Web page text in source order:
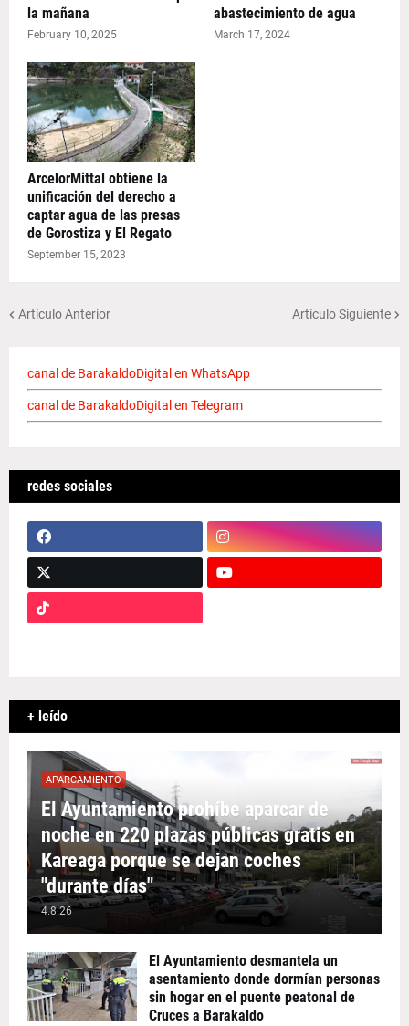
la mañana
February 10, 2025
abastecimiento de agua
March 17, 2024
ArcelorMittal obtiene la
unificación del derecho a
captar agua de las presas
de Gorostiza y El Regato
September 15, 2023
Artículo Anterior Artículo Siguiente
canal de BarakaldoDigital en WhatsApp
canal de BarakaldoDigital en Telegram
redes sociales
+ leído
APARCAMIENTO
El Ayuntamiento prohíbe aparcar de
noche en 220 plazas públicas gratis en
Kareaga porque se dejan coches
"durante días"
4.8.26
El Ayuntamiento desmantela un
asentamiento donde dormían personas
sin hogar en el puente peatonal de
Cruces a Barakaldo